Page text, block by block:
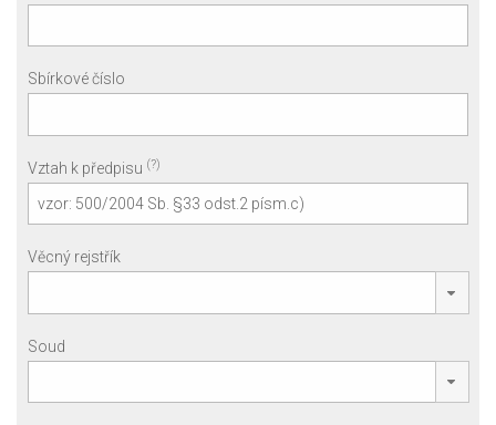
Sbírkové číslo
Vztah k předpisu (?)
Věcný rejstřík
Soud